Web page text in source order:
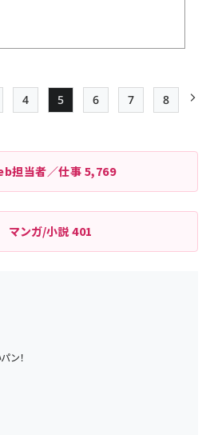
ジ
送
り
4 5 6 7 8
担当者／仕事 5,769
マンガ/小説401
ン！